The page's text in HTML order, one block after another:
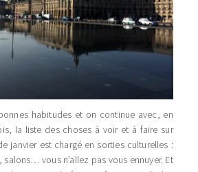
habitudes et on continue avec, en
la liste des choses à voir et à faire sur
janvier est chargé en sorties culturelles :
vous n’allez pas vous ennuyer. Et